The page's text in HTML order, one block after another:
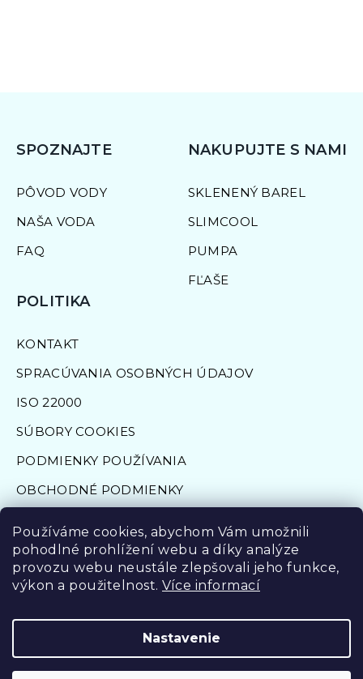
Používáme cookies, abychom Vám umožnili
pohodlné prohlížení webu a díky analýze
provozu webu neustále zlepšovali jeho funkce,
výkon a použitelnost. Více informací
Nastavenie
SPOZNAJTE
PÔVOD VODY
NAŠA VODA
FAQ
NAKUPUJTE S NAMI
SKLENENÝ BAREL
SLIMCOOL
PUMPA
FĽAŠE
POLITIKA
KONTAKT
SPRACÚVANIA OSOBNÝCH ÚDAJOV
ISO 22000
SÚBORY COOKIES
PODMIENKY POUŽÍVANIA
OBCHODNÉ PODMIENKY